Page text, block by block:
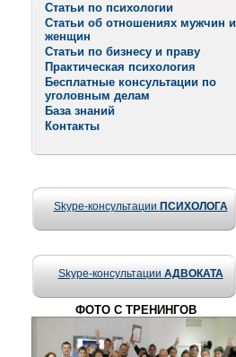
Статьи по психологии
Статьи об отношениях мужчин и
женщин
Статьи по бизнесу и праву
Практическая психология
Бесплатные консультации по
уголовным делам
База знаний
Контакты
Skype-консультации ПСИХОЛОГА
Skype-консультации АДВОКАТА
ФОТО С ТРЕНИНГОВ